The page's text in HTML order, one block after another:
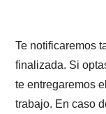
Te notificaremos
finalizada. Si
te entregaremos
trabajo. En caso